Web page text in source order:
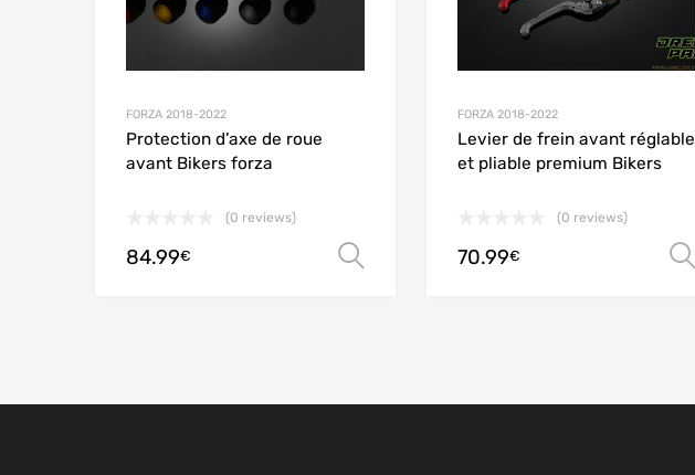
FORZA 2018-2022
Protection d’axe de roue
avant Bikers forza
(0 reviews)
84.99€ Choix des options
FORZA 2018-2022
Levier de frein avant réglable
et pliable premium Bikers
(0 reviews)
70.99€